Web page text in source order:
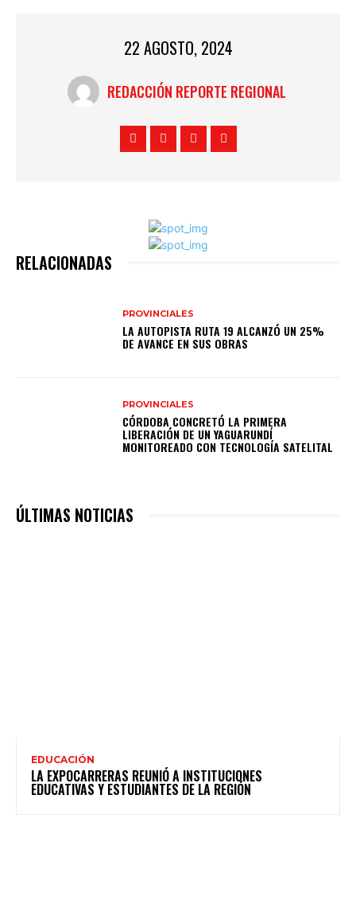
22 AGOSTO, 2024
REDACCIÓN REPORTE REGIONAL
RELACIONADAS
PROVINCIALES
LA AUTOPISTA RUTA 19 ALCANZÓ UN 25%
DE AVANCE EN SUS OBRAS
PROVINCIALES
CÓRDOBA CONCRETÓ LA PRIMERA
LIBERACIÓN DE UN YAGUARUNDÍ
MONITOREADO CON TECNOLOGÍA SATELITAL
ÚLTIMAS NOTICIAS
EDUCACIÓN
LA EXPOCARRERAS REUNIÓ A INSTITUCIONES
EDUCATIVAS Y ESTUDIANTES DE LA REGIÓN